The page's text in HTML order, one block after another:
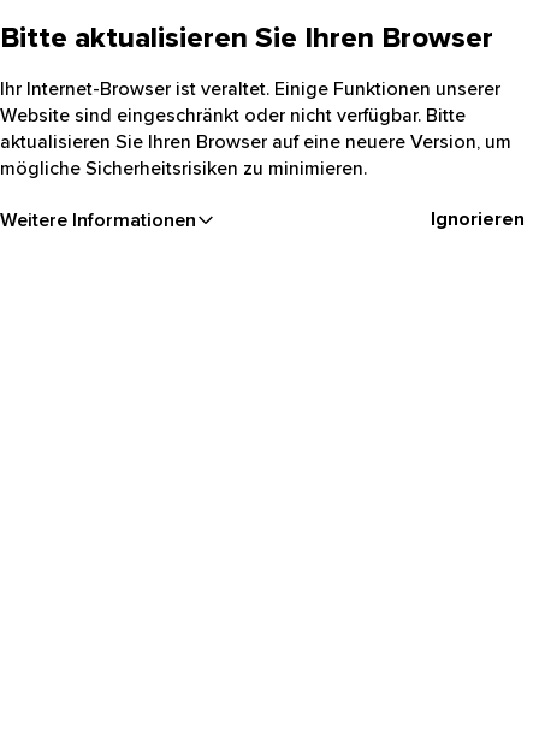
Bitte aktualisieren Sie Ihren Browser
Ihr Internet-Browser ist veraltet. Einige Funktionen unserer
Website sind eingeschränkt oder nicht verfügbar. Bitte
aktualisieren Sie Ihren Browser auf eine neuere Version, um
mögliche Sicherheitsrisiken zu minimieren.
Weitere Informationen Ignorieren